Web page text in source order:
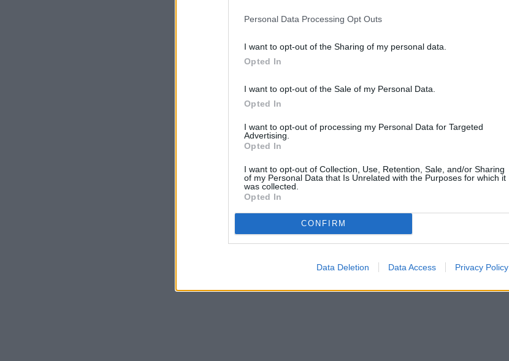
Personal Data Processing Opt Outs
I want to opt-out of the Sharing of my personal data.
Opted In
I want to opt-out of the Sale of my Personal Data.
Opted In
I want to opt-out of processing my Personal Data for Targeted
Advertising.
Opted In
I want to opt-out of Collection, Use, Retention, Sale, and/or Sharing
of my Personal Data that Is Unrelated with the Purposes for which it
was collected.
Opted In
CONFIRM
Data Deletion Data Access Privacy Policy